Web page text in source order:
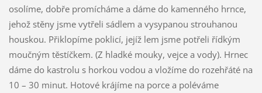
osolíme, dobře promícháme a dáme do kamenného hrnce,
jehož stěny jsme vytřeli sádlem a vysypanou strouhanou
houskou. Přiklopíme poklicí, jejíž lem jsme potřeli řídkým
moučným těstíčkem. (Z hladké mouky, vejce a vody). Hrnec
dáme do kastrolu s horkou vodou a vložíme do rozehřáté na
10 – 30 minut. Hotové krájíme na porce a poléváme